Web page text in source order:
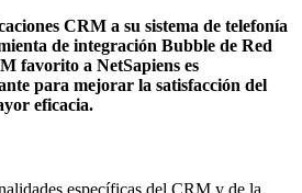
CRM a su sistema de telefonía
de integración Bubble de Red
favorito a NetSapiens es
para mejorar la satisfacción del
eficacia.
específicas del CRM y de la